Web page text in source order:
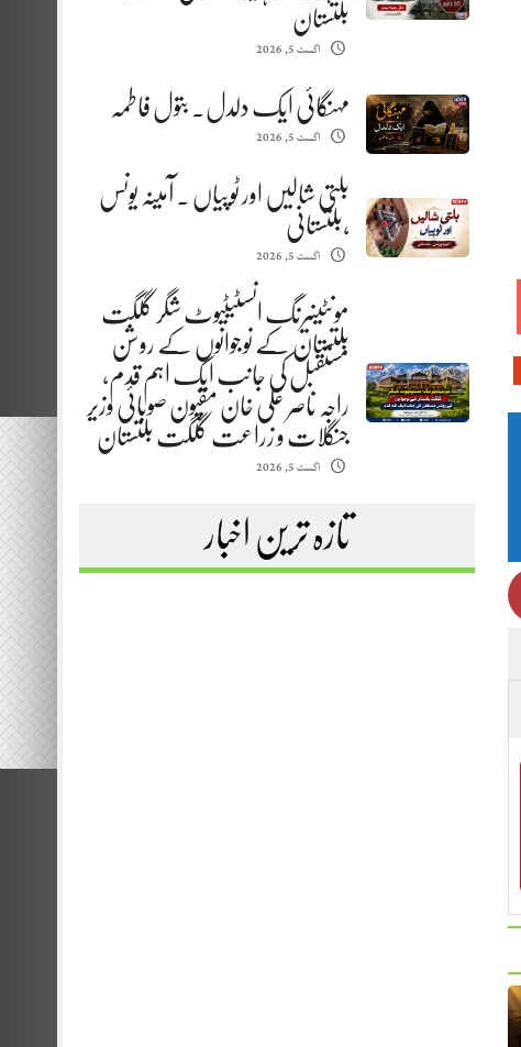
بلتستان
اگست 5, 2026
مہنگائی ایک دلدل. بتول فاطمہ
اگست 5, 2026
بلتی شالیں اور ٹوپیاں . آمینہ یونس
،بلتستانی
اگست 5, 2026
مونٹینیرنگ انسٹیٹیوٹ شگر گلگت
بلتستان کے نوجوانوں کے روشن
مستقبل کی جانب ایک اہم قدم،
راجہ ناصر علی خان مقپون صوبائی وزیر
جنگلات و زراعت گلگت بلتستان
اگست 5, 2026
تازہ ترین اخبار